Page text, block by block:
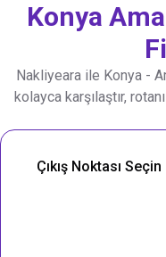
Konya
Nakliyeara ile Konya -
kolayca karşılaştır,
Nakliye Rotası Ara
Çıkış Noktası Seçin